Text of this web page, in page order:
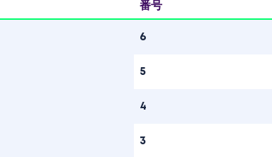
番号
6
5
4
3